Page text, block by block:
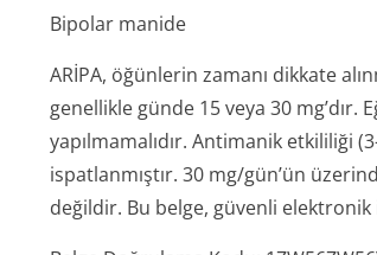
Bipolar manide
ARİPA, öğünlerin zamanı dikkate
genellikle günde 15 veya 30 mg’dır.
yapılmamalıdır. Antimanik etkililiği
ispatlanmıştır. 30 mg/gün’ün
değildir. Bu belge, güvenli elektronik